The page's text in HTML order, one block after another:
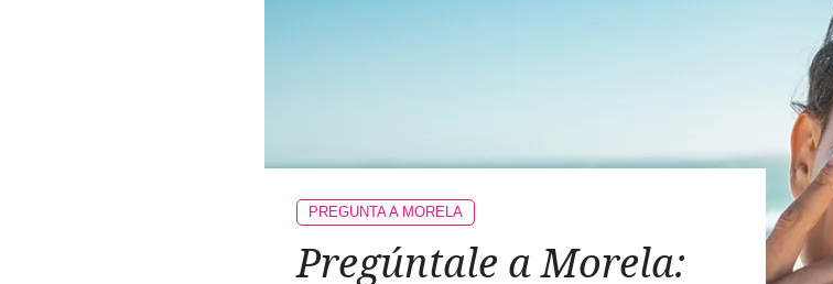
Pregúntale a Morela:
PREGUNTA A MORELA